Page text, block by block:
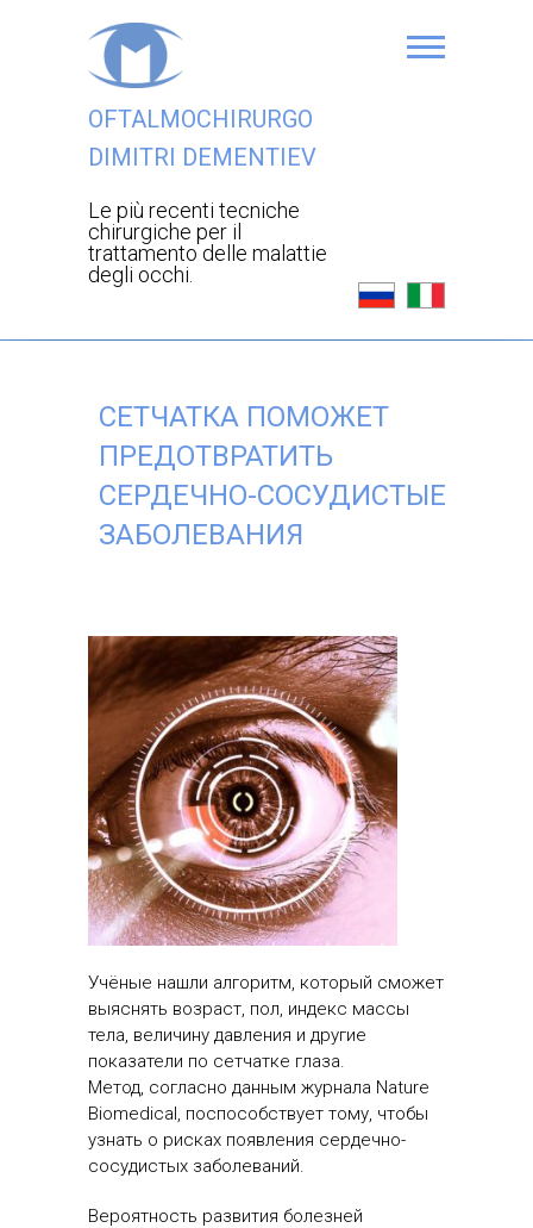
OFTALMOCHIRURGO
DIMITRI DEMENTIEV
Le più recenti tecniche
chirurgiche per il
trattamento delle malattie
degli occhi.
СЕТЧАТКА ПОМОЖЕТ
ПРЕДОТВРАТИТЬ
СЕРДЕЧНО-СОСУДИСТЫЕ
ЗАБОЛЕВАНИЯ
Учёные нашли алгоритм, который сможет
выяснять возраст, пол, индекс массы
тела, величину давления и другие
показатели по сетчатке глаза.
Метод, согласно данным журнала Nature
Biomedical, поспособствует тому, чтобы
узнать о рисках появления сердечно-
сосудистых заболеваний.
Вероятность развития болезней